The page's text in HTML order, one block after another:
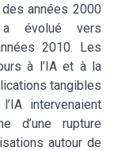
des années 2000
a évolué vers
2010. Les
à l’IA et à la
tangibles
intervenaient
d’une rupture
autour de